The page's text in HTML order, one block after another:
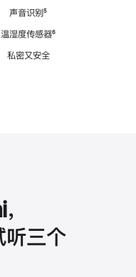
声音识别脚
⁵
温湿度传感器脚
⁶
私密又安全
三个